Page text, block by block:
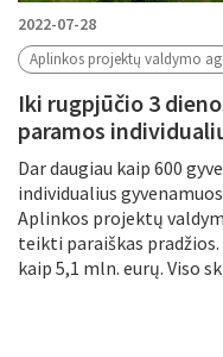
2022-07-28
Aplinkos projektų valdymo
Iki rugpjūčio 3
paramos
Dar daugiau kaip 600
individualius
Aplinkos projektų
teikti paraiškas pradžios.
kaip 5,1 mln. eurų. Viso